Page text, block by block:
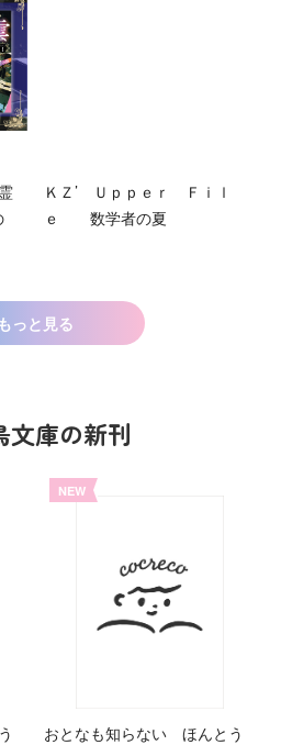
ＫＺ’ Ｕｐｐｅｒ Ｆｉｌ
ｅ 数学者の夏
もっと見る
文庫の新刊
NEW
おとなも知らない ほんとう